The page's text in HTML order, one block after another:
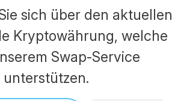
sich über den aktuellen
Kryptowährung, welche
Swap-Service
unterstützen.